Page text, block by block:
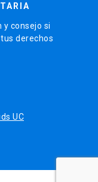
consejo si
derechos
UC